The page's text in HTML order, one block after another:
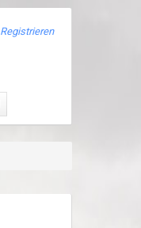
Registrieren